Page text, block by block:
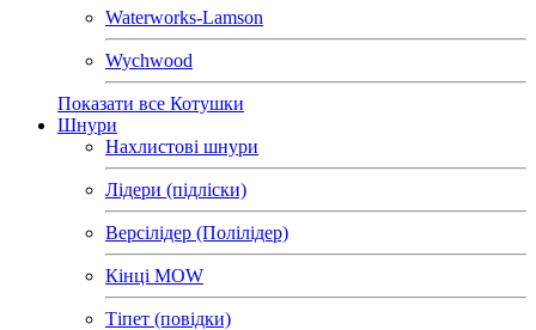
Waterworks-Lamson
Wychwood
Показати все Котушки
Шнури
Нахлистові шнури
Лідери (підліски)
Версілідер (Полілідер)
Кінці MOW
Тіпет (повідки)